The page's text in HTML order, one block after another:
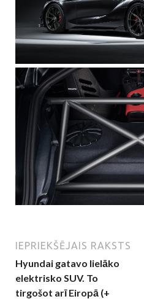
IEPRIEKŠĒJAIS RAKSTS
Hyundai gatavo lielāko
elektrisko SUV. To
tirgošot arī Eiropā (+